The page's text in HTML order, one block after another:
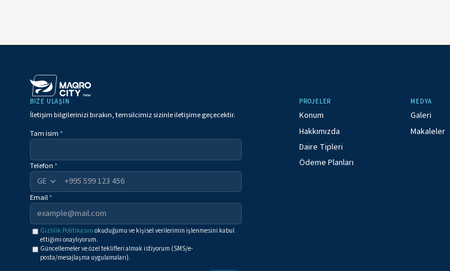
BIZE ULAŞIN
İletişim bilgilerinizi bırakın, temsilcimiz sizinle iletişime geçecektir.
Tam isim *
Telefon *
+995
Email*
Gizlilik Politikasını okuduğumu ve kişisel verilerimin işlenmesini kabul
ettiğimi onaylıyorum.
Güncellemeler ve özel teklifleri almak istiyorum (SMS/e-
posta/mesajlaşma uygulamaları).
PROJELER
Konum
Hakkımızda
Daire Tipleri
Ödeme Planları
MEDYA
Galeri
Makaleler